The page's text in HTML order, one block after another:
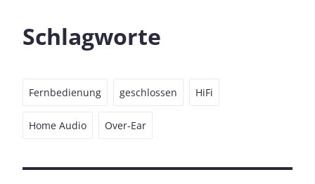
Schlagworte
Fernbedienung geschlossen HiFi
Home Audio Over-Ear